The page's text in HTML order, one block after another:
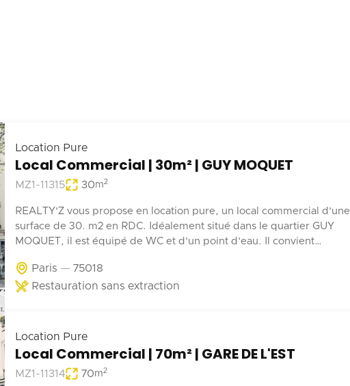
Location Pure
Local Commercial | 30m² | GUY MOQUET
MZ1-11315 30m2
REALTY'Z vous propose en location pure, un local commercial d'une
surface de 30. m2 en RDC. Idéalement situé dans le quartier GUY
MOQUET, il est équipé de WC et d'un point d'eau. Il convient
Paris
75018
Restauration sans extraction
Location Pure
Local Commercial | 70m² | GARE DE L'EST
MZ1-11314 70m2